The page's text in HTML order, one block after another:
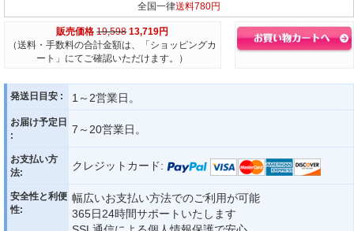
全国一律送料780円
販売価格 19,598 13,719円
（送料・手数料の合計金額は、「ショッピングカ
ート」にてご確認いただけます。）
発送日目安 : 1～2営業日。
お届け予定日
:
7～20営業日。
お支払い方
法:
クレジットカード:
安全性と利便
性:
幅広いお支払い方法でのご利用が可能
365日24時間サポートいたします